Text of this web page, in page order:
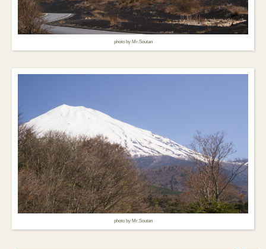
photo by Mr.Soutan
photo by Mr.Soutan